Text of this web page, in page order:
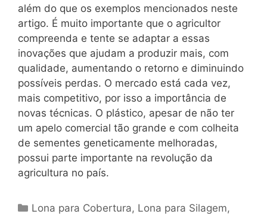
além do que os exemplos mencionados neste
artigo. É muito importante que o agricultor
compreenda e tente se adaptar a essas
inovações que ajudam a produzir mais, com
qualidade, aumentando o retorno e diminuindo
possíveis perdas. O mercado está cada vez,
mais competitivo, por isso a importância de
novas técnicas. O plástico, apesar de não ter
um apelo comercial tão grande e com colheita
de sementes geneticamente melhoradas,
possui parte importante na revolução da
agricultura no país.
Categorias
Lona para Cobertura, Lona para Silagem,